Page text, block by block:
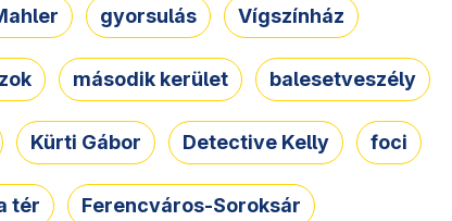
gyorsulás Vígszínház
második kerület balesetveszély
Kürti Gábor Detective Kelly foci
tér Ferencváros-Soroksár